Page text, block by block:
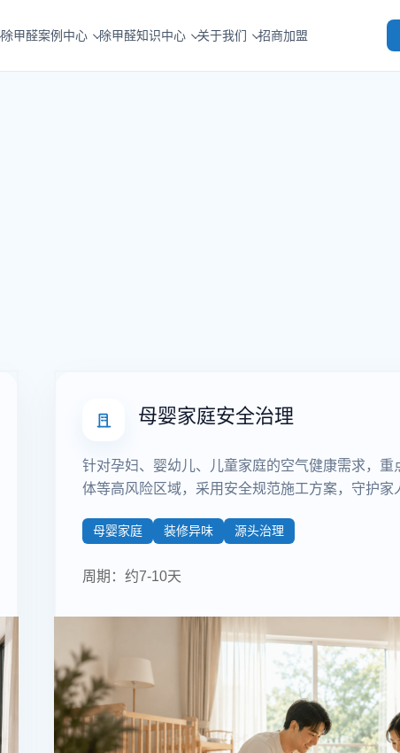
除甲醛案例中心 除甲醛知识中心 关于我们 招商加盟
母婴家庭安全治理
针对孕妇、婴幼儿、儿童家庭的空气健康需求，重
体等高风险区域，采用安全规范施工方案，守护家
母婴家庭 装修异味 源头治理
周期：约7-10天